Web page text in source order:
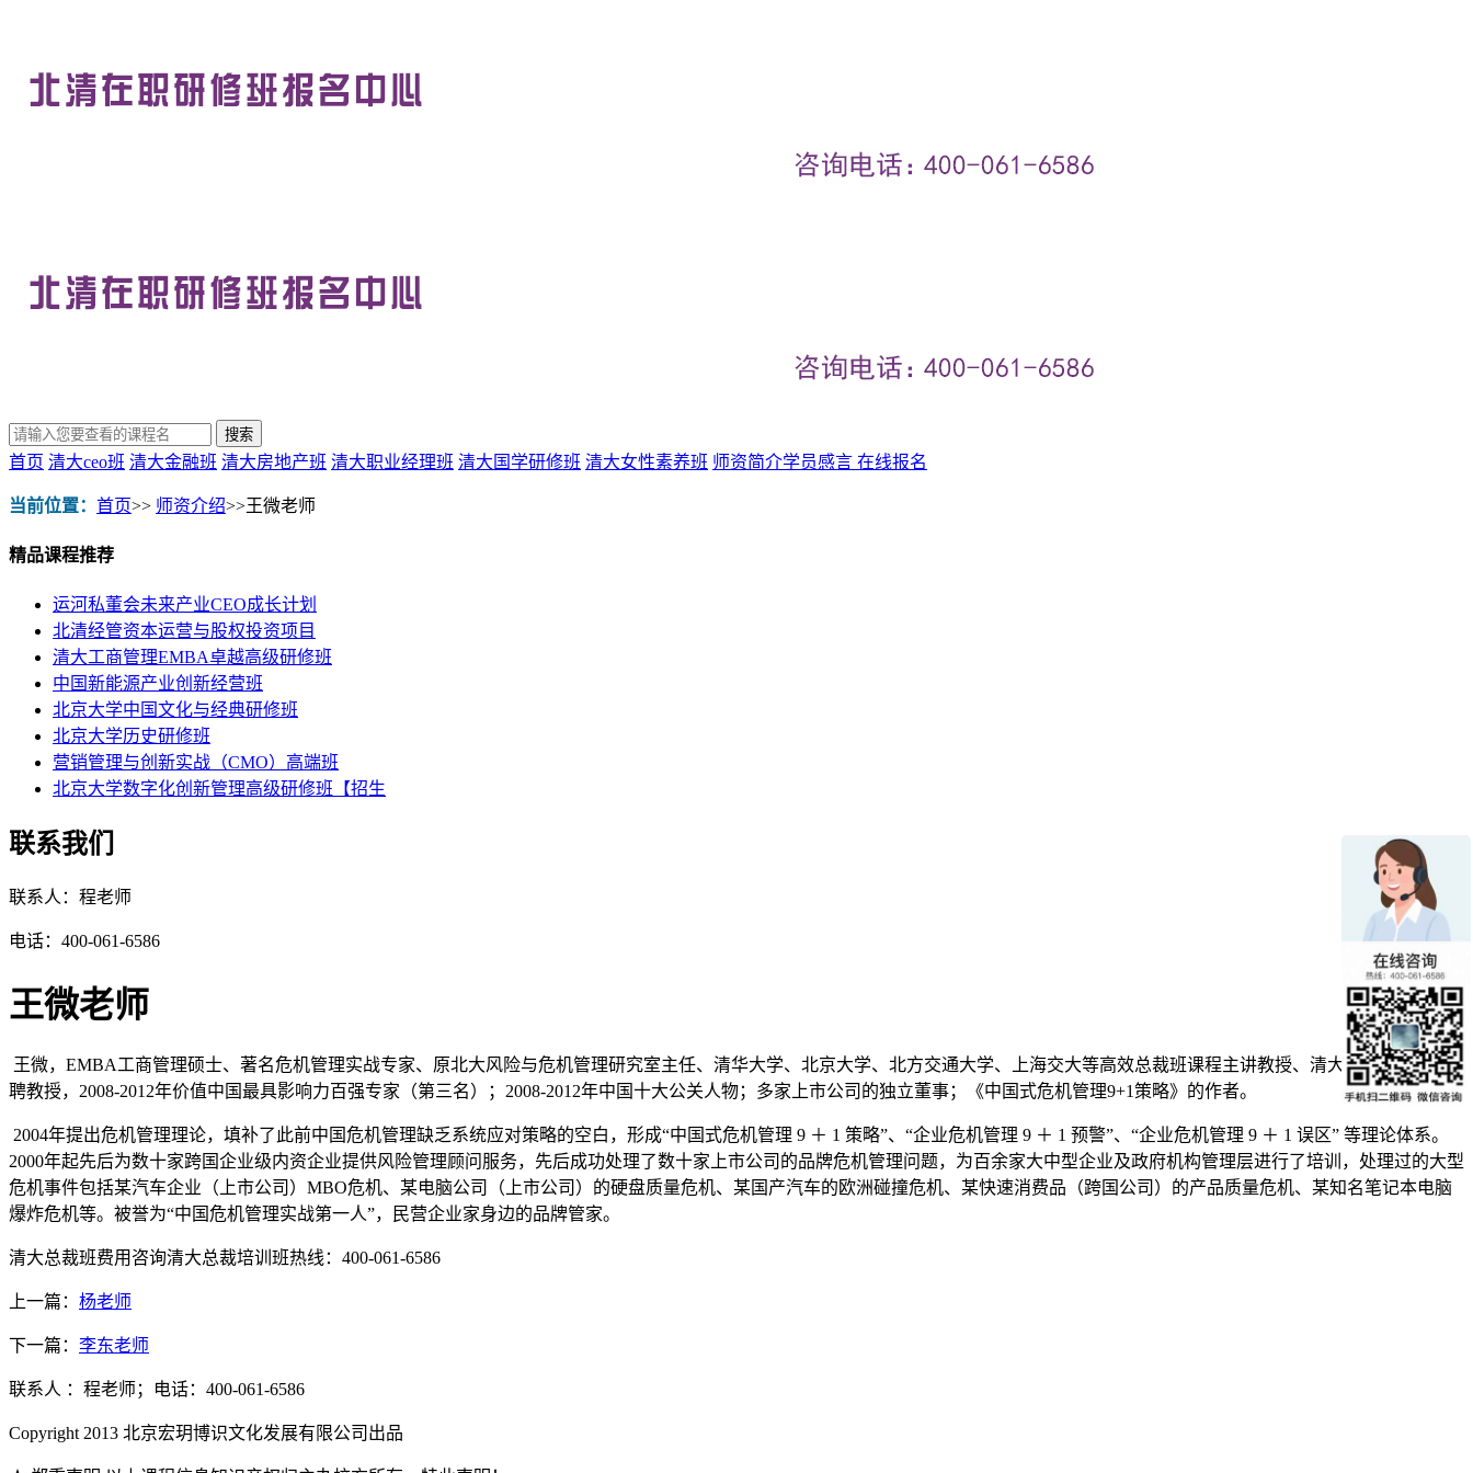
首页 清大ceo班 清大金融班 清大房地产班 清大职业经理班 清大国学研修班 清大女性素养班 师资简介学员感言 在线报名
当前位置： 首页>> 师资介绍>>王微老师
精品课程推荐
运河私董会未来产业CEO成长计划
北清经管资本运营与股权投资项目
清大工商管理EMBA卓越高级研修班
中国新能源产业创新经营班
北京大学中国文化与经典研修班
北京大学历史研修班
营销管理与创新实战（CMO）高端班
北京大学数字化创新管理高级研修班【招生
联系我们
联系人：程老师
电话：400-061-6586
王微老师
王微，EMBA工商管理硕士、著名危机管理实战专家、原北大风险与危机管理研究室主任、清华大学、北京大学、北方交通大学、上海交大等高效总裁班课程主讲教授、清大纵横商学院特
聘教授，2008-2012年价值中国最具影响力百强专家（第三名）；2008-2012年中国十大公关人物；多家上市公司的独立董事；《中国式危机管理9+1策略》的作者。
2004年提出危机管理理论，填补了此前中国危机管理缺乏系统应对策略的空白，形成“中国式危机管理 9 ＋ 1 策略”、“企业危机管理 9 ＋ 1 预警”、“企业危机管理 9 ＋ 1 误区” 等理论体系。
2000年起先后为数十家跨国企业级内资企业提供风险管理顾问服务，先后成功处理了数十家上市公司的品牌危机管理问题，为百余家大中型企业及政府机构管理层进行了培训，处理过的大型
危机事件包括某汽车企业（上市公司）MBO危机、某电脑公司（上市公司）的硬盘质量危机、某国产汽车的欧洲碰撞危机、某快速消费品（跨国公司）的产品质量危机、某知名笔记本电脑
爆炸危机等。被誉为“中国危机管理实战第一人”，民营企业家身边的品牌管家。
清大总裁班费用咨询清大总裁培训班热线：400-061-6586
上一篇： 杨老师
下一篇： 李东老师
联系人 ：程老师；电话：400-061-6586
Copyright 2013 北京宏玥博识文化发展有限公司出品